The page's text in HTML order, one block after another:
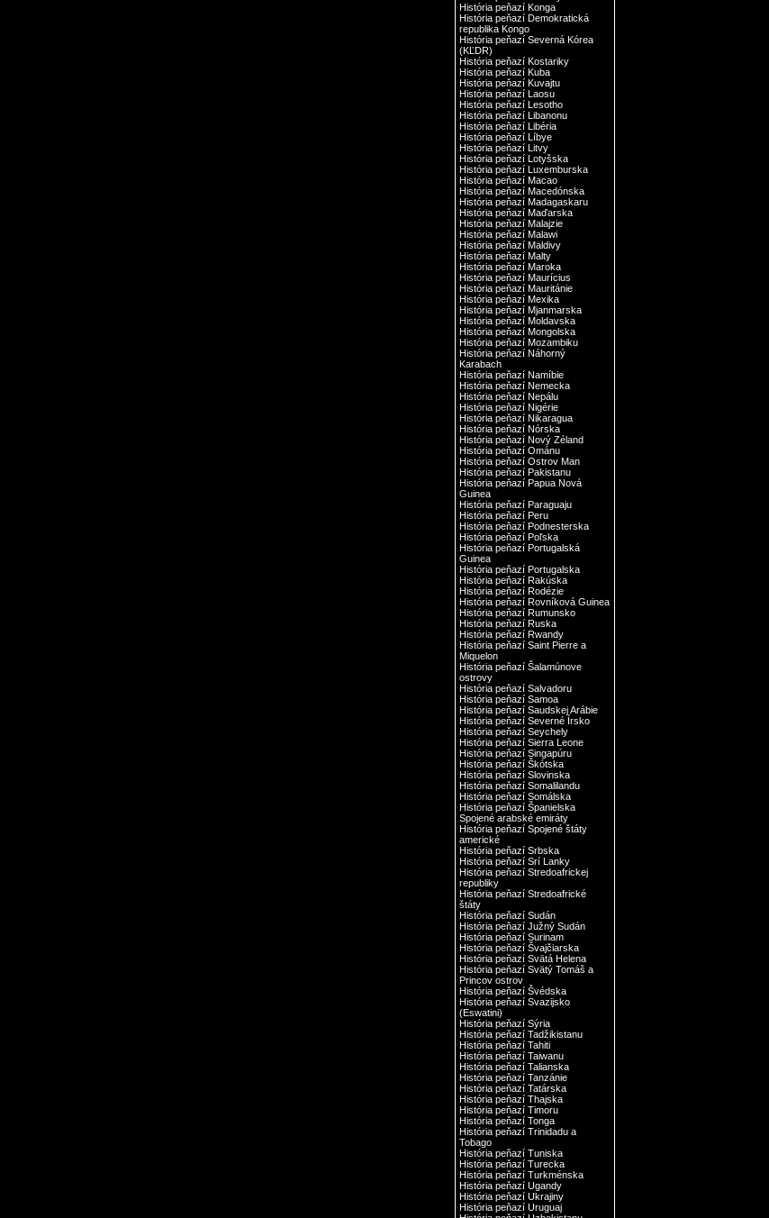
História peňazí Konga
História peňazí Demokratická
republika Kongo
História peňazí Severná Kórea
(KĽDR)
História peňazí Kostariky
História peňazí Kuba
História peňazí Kuvajtu
História peňazí Laosu
História peňazí Lesotho
História peňazí Libanonu
História peňazí Libéria
História peňazí Líbye
História peňazí Litvy
História peňazí Lotyšska
História peňazí Luxemburska
História peňazí Macao
História peňazí Macedónska
História peňazí Madagaskaru
História peňazí Maďarska
História peňazí Malajzie
História peňazí Malawi
História peňazí Maldivy
História peňazí Malty
História peňazí Maroka
História peňazí Maurícius
História peňazí Mauritánie
História peňazí Mexika
História peňazí Mjanmarska
História peňazí Moldavska
História peňazí Mongolska
História peňazí Mozambiku
História peňazí Náhorný
Karabach
História peňazí Namíbie
História peňazí Nemecka
História peňazí Nepálu
História peňazí Nigérie
História peňazí Nikaragua
História peňazí Nórska
História peňazí Nový Zéland
História peňazí Ománu
História peňazí Ostrov Man
História peňazí Pakistanu
História peňazí Papua Nová
Guinea
História peňazí Paraguaju
História peňazí Peru
História peňazí Podnesterska
História peňazí Poľska
História peňazí Portugalská
Guinea
História peňazí Portugalska
História peňazí Rakúska
História peňazí Rodézie
História peňazí Rovníková Guinea
História peňazí Rumunsko
História peňazí Ruska
História peňazí Rwandy
História peňazí Saint Pierre a
Miquelon
História peňazí Šalamúnove
ostrovy
História peňazí Salvadoru
História peňazí Samoa
História peňazí Saudskej Arábie
História peňazí Severné Írsko
História peňazí Seychely
História peňazí Sierra Leone
História peňazí Singapúru
História peňazí Škótska
História peňazí Slovinska
História peňazí Somalilandu
História peňazí Somálska
História peňazí Španielska
Spojené arabské emiráty
História peňazí Spojené štáty
americké
História peňazí Srbska
História peňazí Srí Lanky
História peňazí Stredoafrickej
republiky
História peňazí Stredoafrické
štáty
História peňazí Sudán
História peňazí Južný Sudán
História peňazí Surinam
História peňazí Švajčiarska
História peňazí Svätá Helena
História peňazí Svätý Tomáš a
Princov ostrov
História peňazí Švédska
História peňazí Svazijsko
(Eswatini)
História peňazí Sýria
História peňazí Tadžikistanu
História peňazí Tahiti
História peňazí Taiwanu
História peňazí Talianska
História peňazí Tanzánie
História peňazí Tatárska
História peňazí Thajska
História peňazí Timoru
História peňazí Tonga
História peňazí Trinidadu a
Tobago
História peňazí Tuniska
História peňazí Turecka
História peňazí Turkménska
História peňazí Ugandy
História peňazí Ukrajiny
História peňazí Uruguaj